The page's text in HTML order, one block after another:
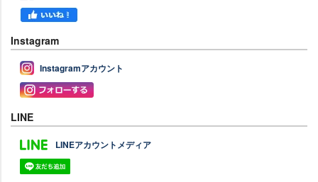
Instagram
Instagramアカウント
LINE
LINEアカウントメディア